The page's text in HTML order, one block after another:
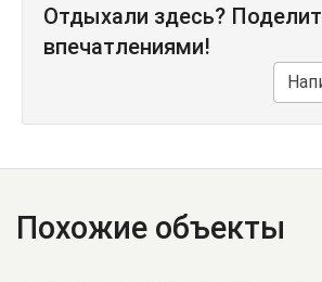
Отдыхали здесь?
впечатлениями!
Похожие объекты